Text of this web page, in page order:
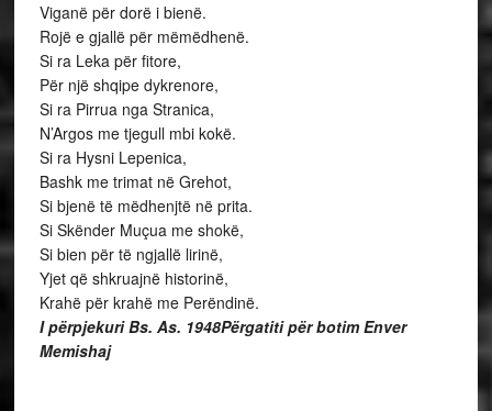
Viganë për dorë i bienë.
Rojë e gjallë për mëmëdhenë.
Si ra Leka për fitore,
Për një shqipe dykrenore,
Si ra Pirrua nga Stranica,
N’Argos me tjegull mbi kokë.
Si ra Hysni Lepenica,
Bashk me trimat në Grehot,
Si bjenë të mëdhenjtë në prita.
Si Skënder Muçua me shokë,
Si bien për të ngjallë lirinë,
Yjet që shkruajnë historinë,
Krahë për krahë me Perëndinë.
I përpjekuri Bs. As. 1948Përgatiti për botim Enver
Memishaj